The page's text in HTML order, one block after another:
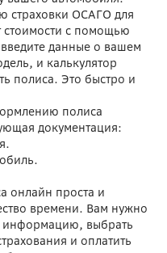
страховки ОСАГО для
стоимости с помощью
данные о вашем
и калькулятор
полиса. Это быстро и
полиса
документация:
онлайн проста и
времени. Вам нужно
информацию, выбрать
и оплатить